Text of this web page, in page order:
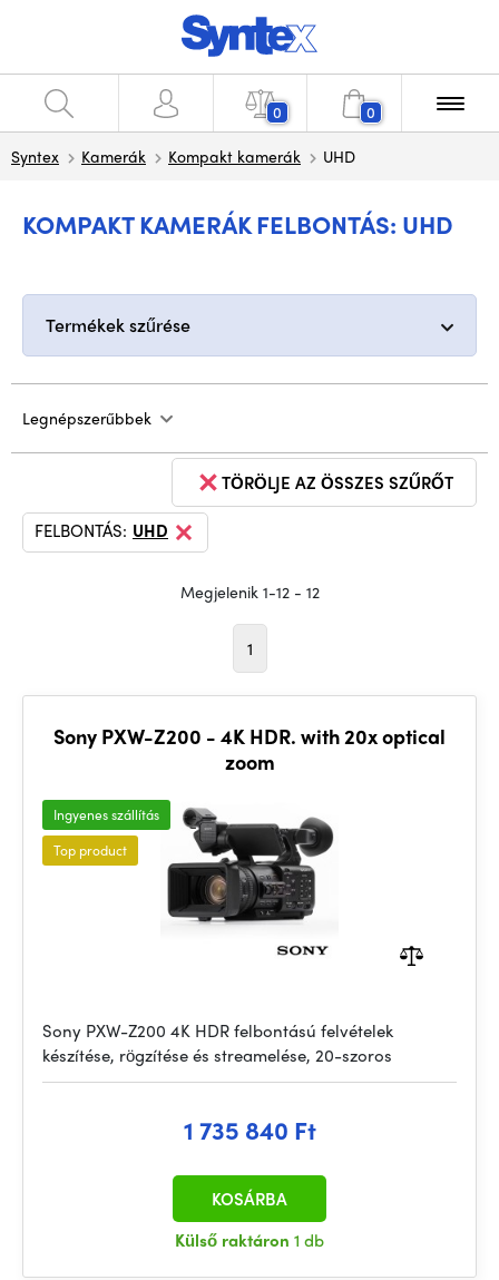
0 0
Syntex Kamerák Kompakt kamerák UHD
KOMPAKT KAMERÁK FELBONTÁS: UHD
Termékek szűrése
Legnépszerűbbek
TÖRÖLJE AZ ÖSSZES SZŰRŐT
FELBONTÁS: UHD
Megjelenik 1-12 - 12
1
Sony PXW-Z200 - 4K HDR. with 20x optical
zoom
Ingyenes szállítás
Top product
Sony PXW-Z200 4K HDR felbontású felvételek
készítése, rögzítése és streamelése, 20-szoros
1 735 840 Ft
Külső raktáron 1 db
KOSÁRBA